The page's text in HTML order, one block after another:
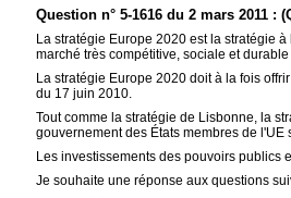
Question n° 5-1616 du 2 mars 2011 :
La stratégie Europe 2020 est la stratégie
marché très compétitive, sociale et
La stratégie Europe 2020 doit à la fois
du 17 juin 2010.
Tout comme la stratégie de Lisbonne, la
gouvernement des États membres de
Les investissements des pouvoirs publics
Je souhaite une réponse aux questions